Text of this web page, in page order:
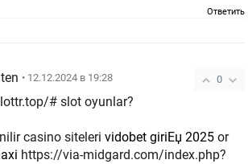
Ответить
0
• 12.12.2024 в 19:28
# slot oyunlar?
casino siteleri vidobet giriЕџ 2025 or